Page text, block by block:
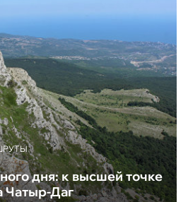
дня: к высшей точке
Чатыр-Даг